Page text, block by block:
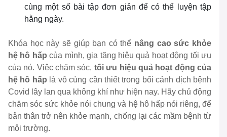
cùng một số bài tập đơn giản để có thể luyện tập
hằng ngày.
Khóa học này sẽ giúp bạn có thể nâng cao sức khỏe
hệ hô hấp của mình, gia tăng hiệu quả hoạt động tối ưu
của nó. Việc chăm sóc, tối ưu hiệu quả hoạt động của
hệ hô hấp là vô cùng cần thiết trong bối cảnh dịch bệnh
Covid lây lan qua không khí như hiện nay. Hãy chủ động
chăm sóc sức khỏe nói chung và hệ hô hấp nói riêng, để
bản thân trở nên khỏe mạnh, chống lại các mầm bệnh từ
môi trường.